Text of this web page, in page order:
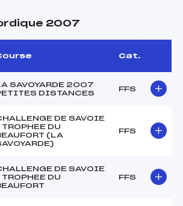
2007
Cat.
SAVOYARDE 2007
DISTANCES
FFS
DE SAVOIE
TROPHEE DU
(LA
FFS
DE SAVOIE
TROPHEE DU
FFS